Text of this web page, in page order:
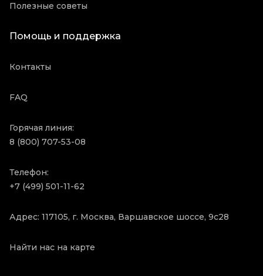
Полезные советы
Помощь и поддержка
Контакты
FAQ
Горячая линия:
8 (800) 707-53-08
Телефон:
+7 (499) 501-11-62
Адрес: 117105, г. Москва, Варшавское шоссе, 9с28
Найти нас на карте